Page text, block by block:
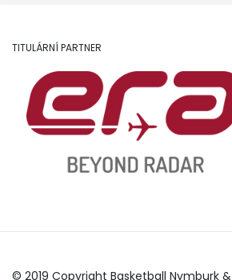
TITULÁRNÍ PARTNER
© 2019 Copyright Basketball Nymburk &